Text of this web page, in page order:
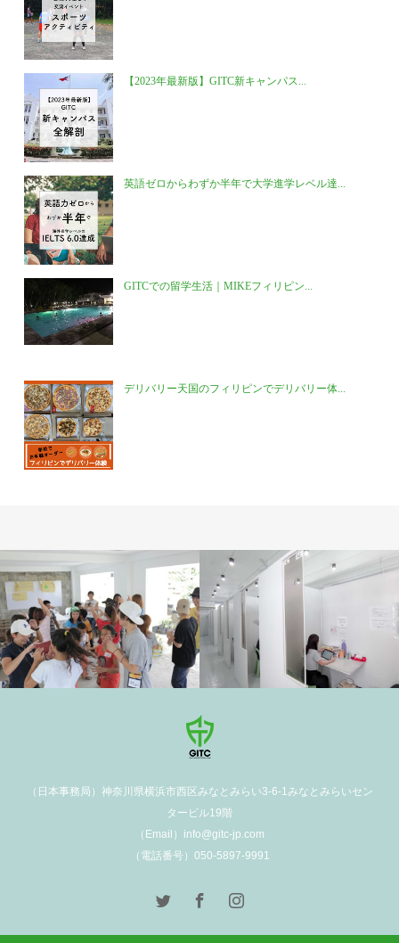
【2023年最新版】GITC新キャンパス...
英語ゼロからわずか半年で大学進学レベル達...
GITCでの留学生活｜MIKEフィリピン...
デリバリー天国のフィリピンでデリバリー体...
学校施設
（日本事務局）神奈川県横浜市西区みなとみらい3-6-1みなとみらいセン
タービル19階
（Email）info@gitc-jp.com
（電話番号）050-5897-9991